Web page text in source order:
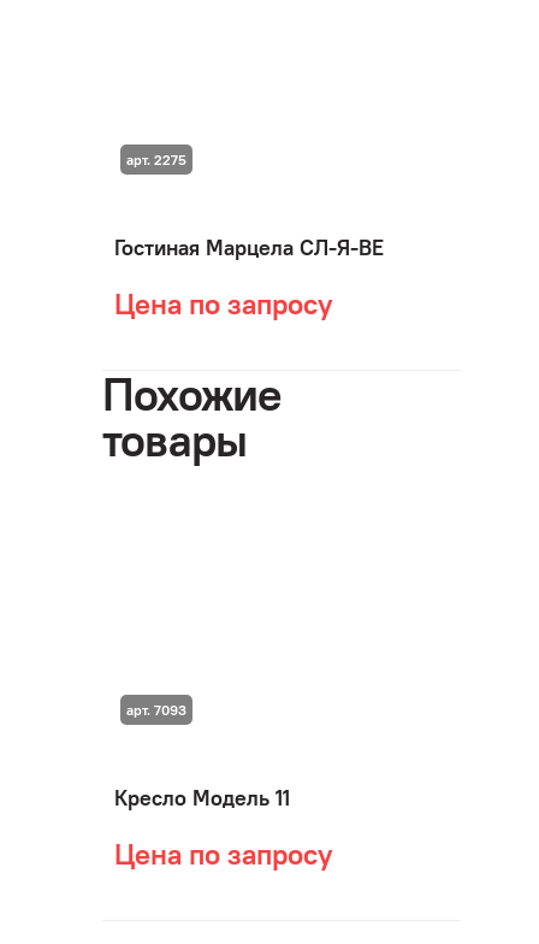
Гостиная Марцела СЛ-Я-ВЕ
Цена по запросу
арт. 2275
Похожие
товары
Кресло Модель 11
Цена по запросу
арт. 7093